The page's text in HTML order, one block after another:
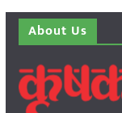
About Us